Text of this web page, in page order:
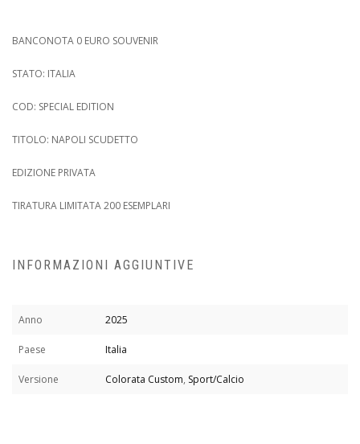
BANCONOTA 0 EURO SOUVENIR
STATO: ITALIA
COD: SPECIAL EDITION
TITOLO: NAPOLI SCUDETTO
EDIZIONE PRIVATA
TIRATURA LIMITATA 200 ESEMPLARI
INFORMAZIONI AGGIUNTIVE
Anno 2025
Paese Italia
Versione Colorata Custom, Sport/Calcio